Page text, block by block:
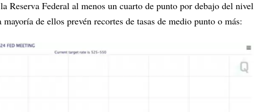
Reserva Federal al menos un cuarto de punto por debajo del nivel
de ellos prevén recortes de tasas de medio punto o más: